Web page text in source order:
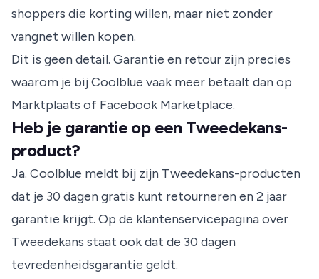
shoppers die korting willen, maar niet zonder
vangnet willen kopen.
Dit is geen detail. Garantie en retour zijn precies
waarom je bij Coolblue vaak meer betaalt dan op
Marktplaats of Facebook Marketplace.
Heb je garantie op een Tweedekans-
product?
Ja. Coolblue meldt bij zijn Tweedekans-producten
dat je 30 dagen gratis kunt retourneren en 2 jaar
garantie krijgt. Op de klantenservicepagina over
Tweedekans staat ook dat de 30 dagen
tevredenheidsgarantie geldt.